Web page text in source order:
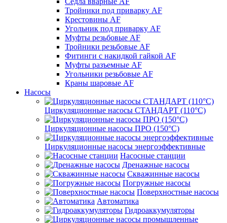
Тройники под приварку AF
Крестовины AF
Угольник под приварку AF
Муфты резьбовые AF
Тройники резьбовые AF
Фитинги с накидкой гайкой AF
Муфты разъемные AF
Угольники резьбовые AF
Краны шаровые AF
Насосы
Циркуляционные насосы СТАНДАРТ (110°C)
Циркуляционные насосы ПРО (150°C)
Циркуляционные насосы энергоэффективные
Насосные станции
Дренажные насосы
Скважинные насосы
Погружные насосы
Поверхностные насосы
Автоматика
Гидроаккумуляторы